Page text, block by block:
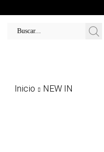
Inicio NEW IN